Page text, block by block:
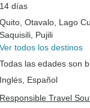
14 días
Quito , Otavalo , Lago
Saquisili , Pujili
Ver todos los destinos
Todas las edades son
Inglés, Español
Responsible Travel